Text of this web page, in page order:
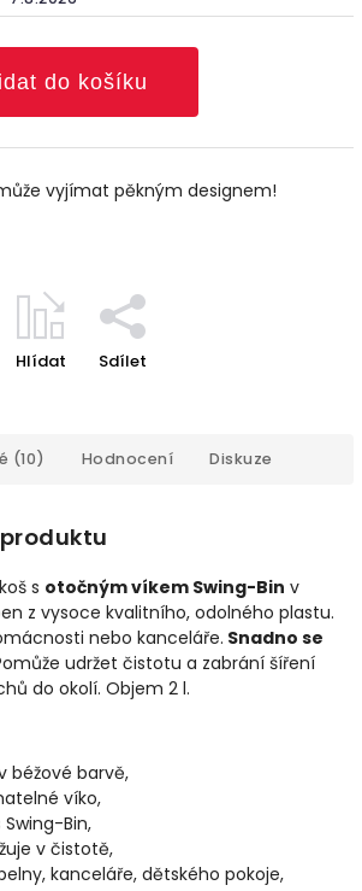
do košíku
vyjímat pěkným designem!
Hlídat Sdílet
(10) Hodnocení Diskuze
s otočným víkem Swing-Bin v
z vysoce kvalitního, odolného plastu.
nebo kanceláře. Snadno se
udržet čistotu a zabrání šíření
do okolí. Objem 2 l.
béžové barvě,
víko,
Bin,
v čistotě,
kanceláře, dětského pokoje,